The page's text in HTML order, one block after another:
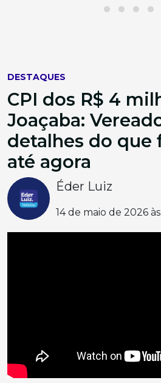
DESTAQUES
CPI dos R$ 4
Joaçaba:
detalhes do que
até agora
Éder Luiz
14 de maio de 2026 às